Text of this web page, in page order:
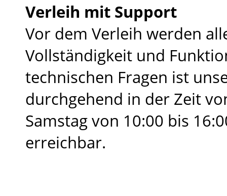
Verleih mit Support
Vor dem Verleih werden
Vollständigkeit und
technischen Fragen ist
durchgehend in der Zeit
Samstag von 10:00 bis
erreichbar.